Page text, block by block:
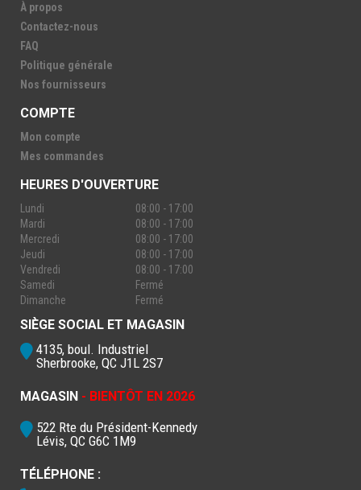
À propos
Contactez-nous
FAQ
Politique générale
Nos fournisseurs
COMPTE
Mon compte
Mes commandes
HEURES D'OUVERTURE
Lundi
08:00 - 17:00
Mardi
08:00 - 17:00
Mercredi
08:00 - 17:00
Jeudi
08:00 - 17:00
Vendredi
08:00 - 17:00
Samedi
Fermé
Dimanche
Fermé
SIÈGE SOCIAL ET MAGASIN
4135, boul. Industriel
Sherbrooke, QC J1L 2S7
MAGASIN - BIENTÔT EN 2026
522 Rte du Président-Kennedy
Lévis, QC G6C 1M9
TÉLÉPHONE :